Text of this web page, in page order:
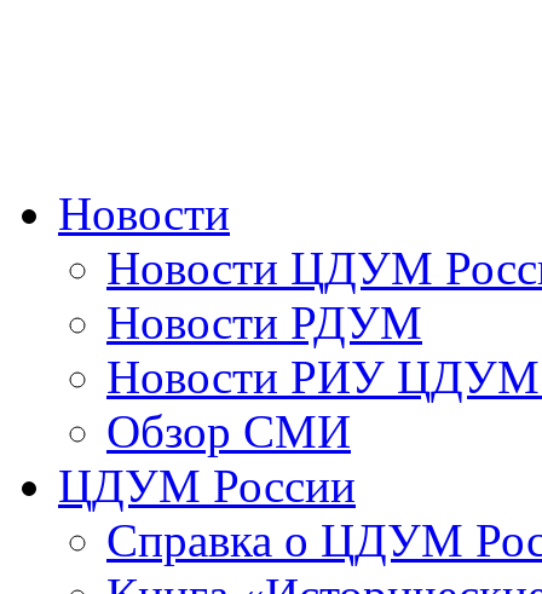
Новости
Новости ЦДУМ
Новости РДУМ
Новости РИУ ЦДУМ
Обзор СМИ
ЦДУМ России
Справка о ЦДУМ